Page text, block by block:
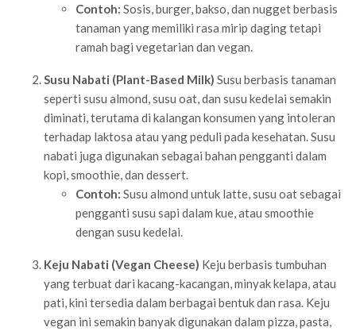
Contoh: Sosis, burger, bakso, dan nugget berbasis
tanaman yang memiliki rasa mirip daging tetapi
ramah bagi vegetarian dan vegan.
Susu Nabati (Plant-Based Milk) Susu berbasis tanaman
seperti susu almond, susu oat, dan susu kedelai semakin
diminati, terutama di kalangan konsumen yang intoleran
terhadap laktosa atau yang peduli pada kesehatan. Susu
nabati juga digunakan sebagai bahan pengganti dalam
kopi, smoothie, dan dessert.
Contoh: Susu almond untuk latte, susu oat sebagai
pengganti susu sapi dalam kue, atau smoothie
dengan susu kedelai.
Keju Nabati (Vegan Cheese) Keju berbasis tumbuhan
yang terbuat dari kacang-kacangan, minyak kelapa, atau
pati, kini tersedia dalam berbagai bentuk dan rasa. Keju
vegan ini semakin banyak digunakan dalam pizza, pasta,